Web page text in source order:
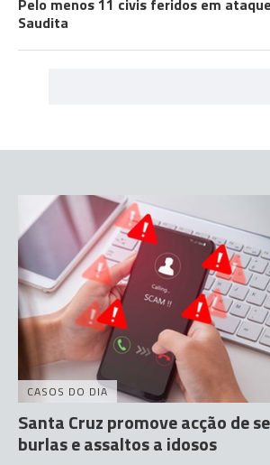
Pelo menos 11 civis feridos em
Saudita
CASOS DO DIA
Santa Cruz promove acção de
burlas e assaltos a idosos